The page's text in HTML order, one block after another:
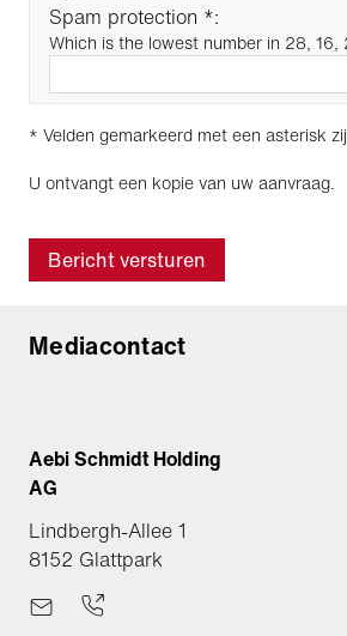
Spam protection *:
Which is the lowest number in 28, 16,
* Velden gemarkeerd met een asterisk
U ontvangt een kopie van uw aanvraag.
Bericht versturen
Mediacontact
Aebi Schmidt Holding
AG
Lindbergh-Allee 1
8152 Glattpark